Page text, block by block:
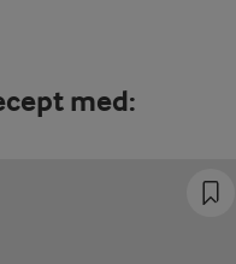
med: